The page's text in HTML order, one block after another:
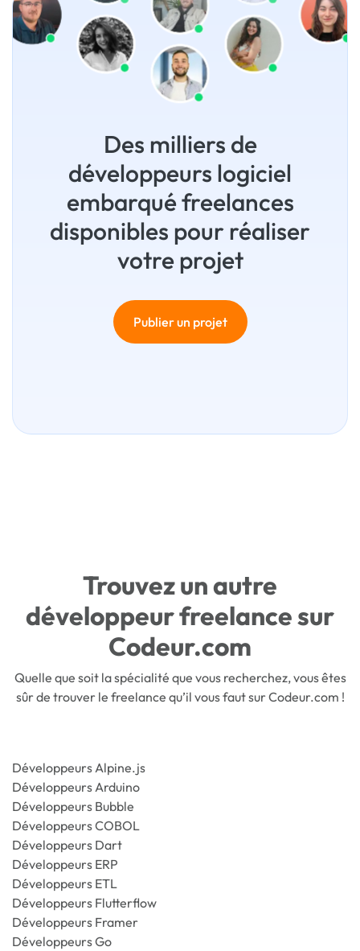
Des milliers de
développeurs logiciel
embarqué freelances
disponibles pour réaliser
votre projet
Publier un projet
Trouvez un autre
développeur freelance sur
Codeur.com
Quelle que soit la spécialité que vous recherchez, vous êtes
sûr de trouver le freelance qu’il vous faut sur Codeur.com !
Développeurs Alpine.js
Développeurs Arduino
Développeurs Bubble
Développeurs COBOL
Développeurs Dart
Développeurs ERP
Développeurs ETL
Développeurs Flutterflow
Développeurs Framer
Développeurs Go